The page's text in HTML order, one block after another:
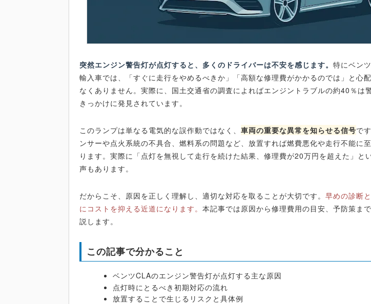
突然エンジン警告灯が点灯すると、多くのドライバーは不安を感じます。特にベン
輸入車では、「すぐに走行をやめるべきか」「高額な修理費がかかるのでは」と心
なくありません。実際に、国土交通省の調査によればエンジントラブルの約40％は
きっかけに発見されています。
このランプは単なる電気的な誤作動ではなく、車両の重要な異常を知らせる信号で
ンサーや点火系統の不具合、燃料系の問題など、放置すれば燃費悪化や走行不能に
ります。実際に「点灯を無視して走行を続けた結果、修理費が20万円を超えた」と
声もあります。
だからこそ、原因を正しく理解し、適切な対応を取ることが大切です。早めの診断
にコストを抑える近道になります。本記事では原因から修理費用の目安、予防策ま
説します。
この記事で分かること
ベンツCLAのエンジン警告灯が点灯する主な原因
点灯時にとるべき初期対応の流れ
放置することで生じるリスクと具体例